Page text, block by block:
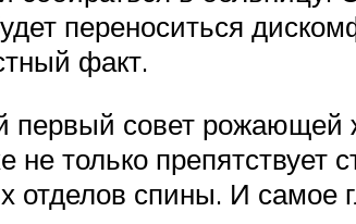
переноситься
факт.
первый совет
только препятствует
отделов спины. И самое